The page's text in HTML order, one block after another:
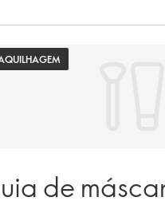
de